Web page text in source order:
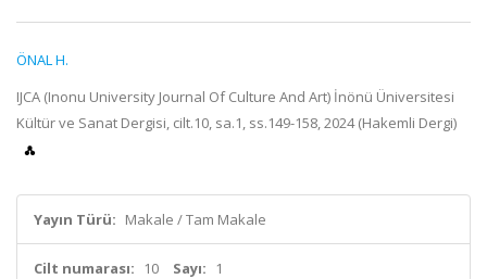
ÖNAL H.
IJCA (Inonu University Journal Of Culture And Art) İnönü Üniversitesi
Kültür ve Sanat Dergisi, cilt.10, sa.1, ss.149-158, 2024 (Hakemli Dergi)
Yayın Türü: Makale / Tam Makale
Cilt numarası: 10 Sayı: 1